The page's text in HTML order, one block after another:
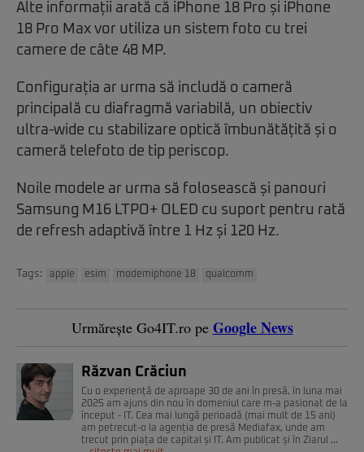
Alte informații arată că iPhone 18 Pro și iPhone
18 Pro Max vor utiliza un sistem foto cu trei
camere de câte 48 MP.
Configurația ar urma să includă o cameră
principală cu diafragmă variabilă, un obiectiv
ultra-wide cu stabilizare optică îmbunătățită și o
cameră telefoto de tip periscop.
Noile modele ar urma să folosească și panouri
Samsung M16 LTPO+ OLED cu suport pentru rată
de refresh adaptivă între 1 Hz și 120 Hz.
Tags: apple esim modemiphone 18 qualcomm
Urmărește Go4IT.ro pe Google News
Răzvan Crăciun
Cu o experiență de aproape 30 de ani în presă, în luna mai
2025 am ajuns din nou în domeniul care m-a pasionat de la
început - IT. Cea mai lungă perioadă (mai mult de 15 ani)
am petrecut-o la agenția de presă Mediafax, unde am
trecut prin piața de capital și IT. Am publicat și în Ziarul ...